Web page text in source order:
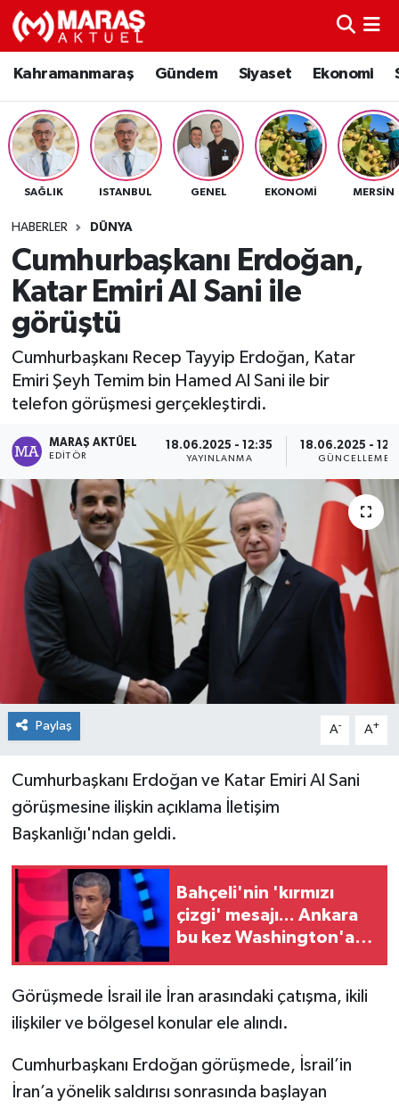
Kahramanmaraş Gündem Siyaset Ekonomi
SAĞLIK ISTANBUL GENEL EKONOMI MERSIN
HABERLER DÜNYA
Cumhurbaşkanı Erdoğan,
Katar Emiri Al Sani ile
görüştü
Cumhurbaşkanı Recep Tayyip Erdoğan, Katar
Emiri Şeyh Temim bin Hamed Al Sani ile bir
telefon görüşmesi gerçekleştirdi.
MARAŞ AKTÜEL
EDITÖR
18.06.2025 - 12:35
YAYINLANMA
18.06.2025 -
GÜNCELLEME
Paylaş A- A+
Cumhurbaşkanı Erdoğan ve Katar Emiri Al Sani
görüşmesine ilişkin açıklama İletişim
Başkanlığı'ndan geldi.
Bahçeli'nin 'kırmızı
çizgi' mesajı... Ankara
bu kez Washington'a
Görüşmede İsrail ile İran arasındaki çatışma, ikili
ilişkiler ve bölgesel konular ele alındı.
Cumhurbaşkanı Erdoğan görüşmede, İsrail’in
İran’a yönelik saldırısı sonrasında başlayan
Kahramanmaraş
Gündem
Siyaset
Spor
Sağlık
Teknoloji
Eğitim
Kültür Sanat
Nöbetçi Eczaneler
Hava Durumu
Namaz Vakitleri
TFF 3.Lig 4.Grup Puan Durumu ve Fikstür
Tüm Manşetler
Son Dakika Haberleri
Haber Arşivi